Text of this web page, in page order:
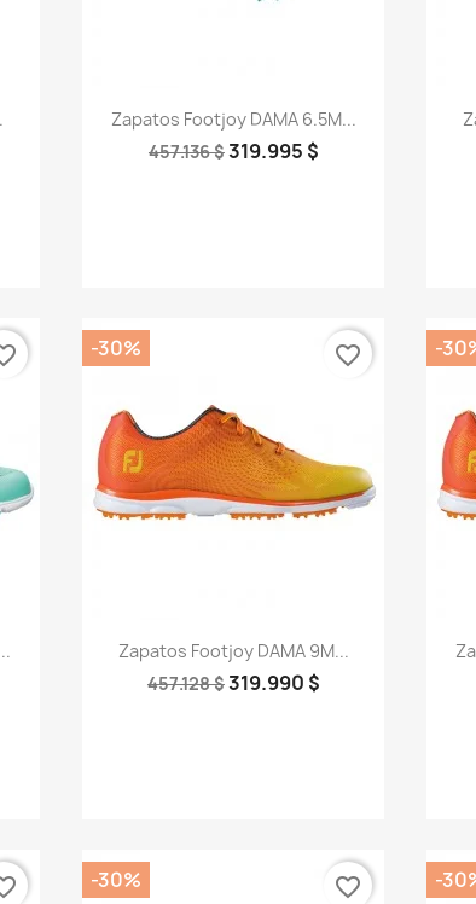
Vista rápida
Zapatos Footjoy DAMA 6.5M...
457.136 $319.995 $
 Vista rápida
Zapatos Footjoy DAMA 9M...
457.128 $319.990 $
-30% favorite_border -
-30% favorite_border -